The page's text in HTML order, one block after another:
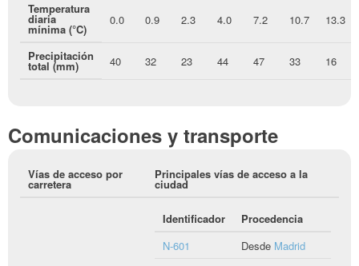
Temperatura
diaria
mínima (°C)
0.0 0.9 2.3 4.0 7.2 10.7 13.3
Precipitación
total (mm) 40 32 23 44 47 33 16
Comunicaciones y transporte
Vías de acceso por
carretera
Principales vías de acceso a la
ciudad
Identificador
Procedencia
N-601
Desde Madrid